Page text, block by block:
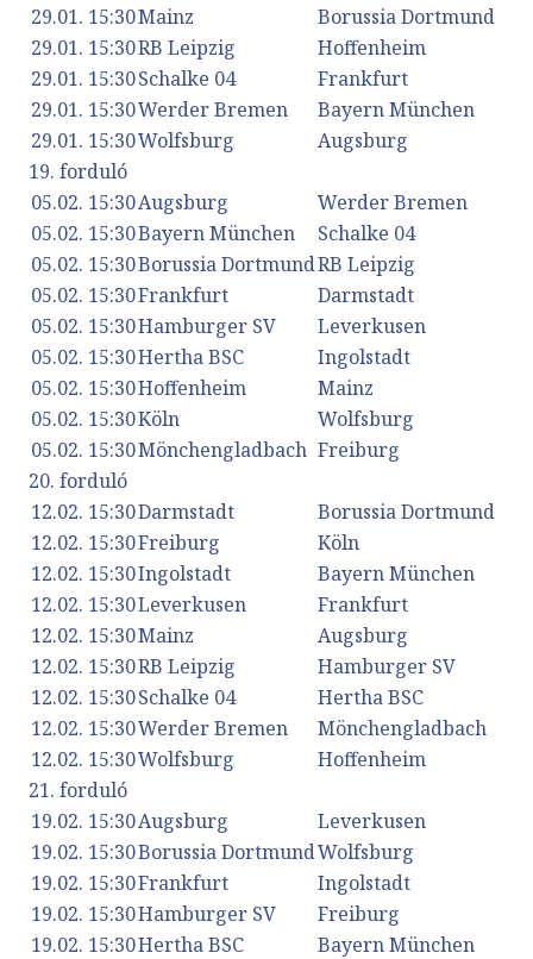
29.01. 15:30Mainz
Borussia Dortmund
29.01. 15:30RB Leipzig
Hoffenheim
29.01. 15:30Schalke 04
Frankfurt
29.01. 15:30Werder Bremen
Bayern München
29.01. 15:30Wolfsburg
Augsburg
19. forduló
05.02. 15:30Augsburg
Werder Bremen
05.02. 15:30Bayern München
Schalke 04
05.02. 15:30Borussia DortmundRB Leipzig
05.02. 15:30Frankfurt
Darmstadt
05.02. 15:30Hamburger SV
Leverkusen
05.02. 15:30Hertha BSC
Ingolstadt
05.02. 15:30Hoffenheim
Mainz
05.02. 15:30Köln
Wolfsburg
05.02. 15:30Mönchengladbach Freiburg
20. forduló
12.02. 15:30Darmstadt
Borussia Dortmund
12.02. 15:30Freiburg
Köln
12.02. 15:30Ingolstadt
Bayern München
12.02. 15:30Leverkusen
Frankfurt
12.02. 15:30Mainz
Augsburg
12.02. 15:30RB Leipzig
Hamburger SV
12.02. 15:30Schalke 04
Hertha BSC
12.02. 15:30Werder Bremen
Mönchengladbach
12.02. 15:30Wolfsburg
Hoffenheim
21. forduló
19.02. 15:30Augsburg
Leverkusen
19.02. 15:30Borussia DortmundWolfsburg
19.02. 15:30Frankfurt
Ingolstadt
19.02. 15:30Hamburger SV
Freiburg
19.02. 15:30Hertha BSC
Bayern München